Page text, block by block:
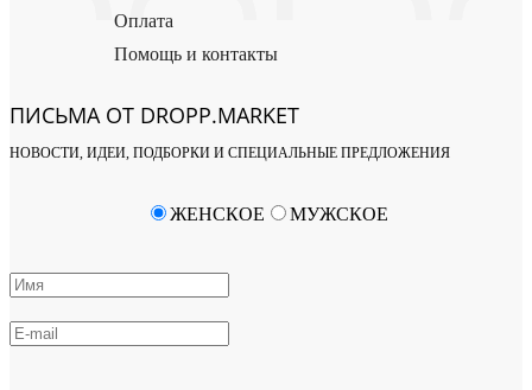
Оплата
Помощь и контакты
ПИСЬМА ОТ DROPP.MARKET
НОВОСТИ, ИДЕИ, ПОДБОРКИ И СПЕЦИАЛЬНЫЕ ПРЕДЛОЖЕНИЯ
ЖЕНСКОЕ МУЖСКОЕ